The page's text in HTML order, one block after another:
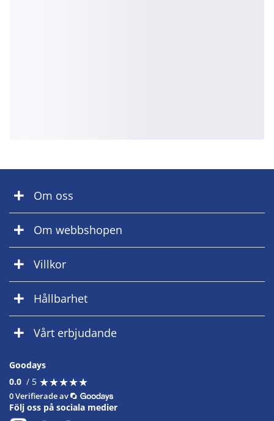
Om oss
Om webbshopen
Villkor
Hållbarhet
Vårt erbjudande
Goodays
0.0 / 5 ★★★★★
★★★★★
0 Verifierade av
Följ oss på sociala medier